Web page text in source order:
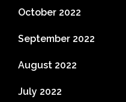
October 2022
September 2022
August 2022
July 2022